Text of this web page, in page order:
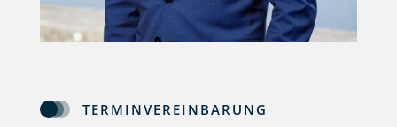
TERMINVEREINBARUNG